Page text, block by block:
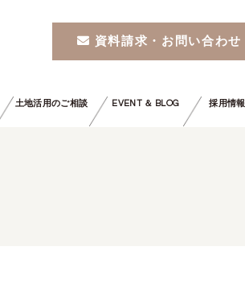
資料請求・お問い合わせ
土地活用のご相談 EVENT ＆ BLOG 採用情報